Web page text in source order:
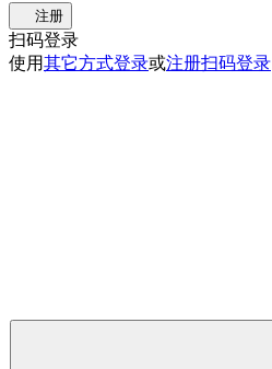
注册
扫码登录
使用其它方式登录或注册扫码登录